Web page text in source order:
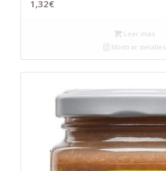
1,32€
Leer más
Mostrar detalles